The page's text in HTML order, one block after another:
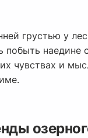
грустью у
побыть наедине
чувствах и